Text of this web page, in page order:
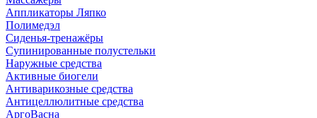
Аппликаторы Ляпко
Полимедэл
Сиденья-тренажёры
Супинированные полустельки
Наружные средства
Активные биогели
Антиварикозные средства
Антицеллюлитные средства
АргоВасна